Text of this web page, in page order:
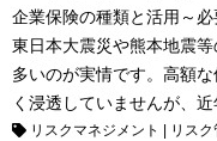
企業保険の種類と活用～
東日本大震災や熊本地震
多いのが実情です。高額
く浸透していませんが、
リスクマネジメント リスク